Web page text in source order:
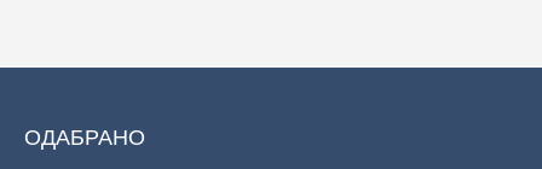
ОДАБРАНО